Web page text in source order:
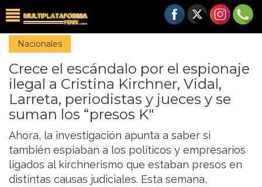
Nacionales
Crece el escándalo por el espionaje
ilegal a Cristina Kirchner, Vidal,
Larreta, periodistas y jueces y se
suman los “presos K"
Ahora, la investigación apunta a saber si
también espiaban a los políticos y empresarios
ligados al kirchnerismo que estaban presos en
distintas causas judiciales. Esta semana,